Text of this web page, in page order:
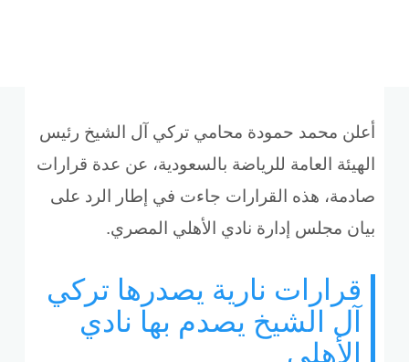
أعلن محمد حمودة محامي تركي آل الشيخ رئيس
الهيئة العامة للرياضة بالسعودية، عن عدة قرارات
صادمة، هذه القرارات جاءت في إطار الرد على
بيان مجلس إدارة نادي الأهلي المصري.
قرارات نارية يصدرها تركي
آل الشيخ يصدم بها نادي
الأهلي